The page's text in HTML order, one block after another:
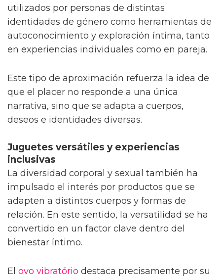
utilizados por personas de distintas
identidades de género como herramientas de
autoconocimiento y exploración íntima, tanto
en experiencias individuales como en pareja.
Este tipo de aproximación refuerza la idea de
que el placer no responde a una única
narrativa, sino que se adapta a cuerpos,
deseos e identidades diversas.
Juguetes versátiles y experiencias
inclusivas
La diversidad corporal y sexual también ha
impulsado el interés por productos que se
adapten a distintos cuerpos y formas de
relación. En este sentido, la versatilidad se ha
convertido en un factor clave dentro del
bienestar íntimo.
El ovo vibratório destaca precisamente por su